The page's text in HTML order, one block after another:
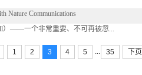
Nature Communications
）——一个非常重要、不可再被忽...
1 2 3 4 5 ... 35 下页